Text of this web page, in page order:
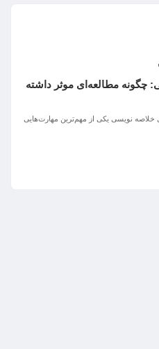
چگونه مطالعه‌ای موثر داشته
خلاصه نویسی یکی از مهم‌ترین مهارت‌هایی